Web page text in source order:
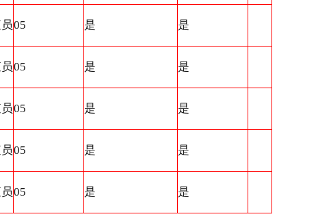
05 是 是
05 是 是
05 是 是
05 是 是
05 是 是